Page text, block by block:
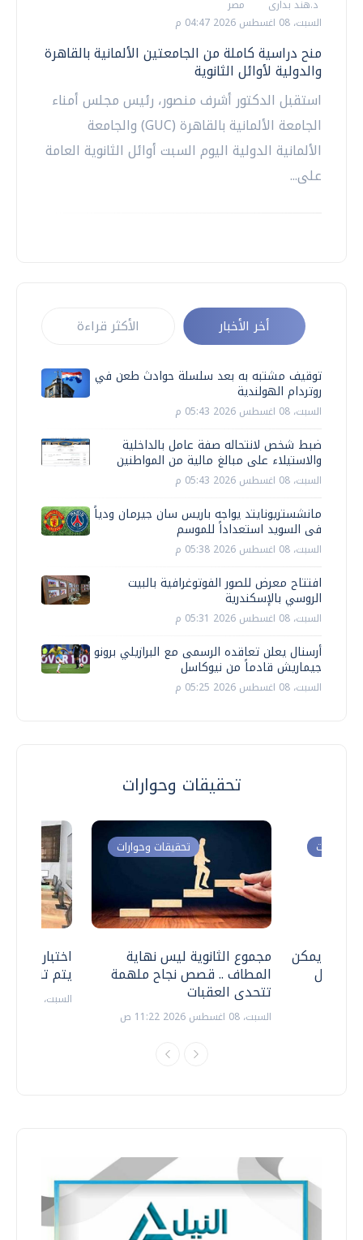
د.هند بدارى
مصر
السبت، 08 اغسطس 2026 04:47 م
منح دراسية كاملة من الجامعتين الألمانية بالقاهرة
والدولية لأوائل الثانوية
استقبل الدكتور أشرف منصور، رئيس مجلس أمناء
الجامعة الألمانية بالقاهرة (GUC) والجامعة
الألمانية الدولية اليوم السبت أوائل الثانوية العامة
على...
أخر الأخبار الأكثر قراءة
توقيف مشتبه به بعد سلسلة حوادث طعن في
روتردام الهولندية
السبت، 08 اغسطس 2026 05:43 م
ضبط شخص لانتحاله صفة عامل بالداخلية
والاستيلاء على مبالغ مالية من المواطنين
السبت، 08 اغسطس 2026 05:43 م
مانشستريونايتد يواجه باريس سان جيرمان ودياً
فى السويد استعداداً للموسم
السبت، 08 اغسطس 2026 05:38 م
افتتاح معرض للصور الفوتوغرافية بالبيت
الروسي بالإسكندرية
السبت، 08 اغسطس 2026 05:31 م
أرسنال يعلن تعاقده الرسمى مع البرازيلي برونو
جيماريش قادماً من نيوكاسل
السبت، 08 اغسطس 2026 05:25 م
تحقيقات وحوارات
اختبارات
يتم
السبت، 18 يوليو 2026 09:22 ص
تحقيقات وحوارات
مجموع الثانوية ليس نهاية
المطاف .. قصص نجاح ملهمة
تتحدى العقبات
السبت، 08 اغسطس 2026 11:22 ص
وحوارات
.. هل يمكن
نتعامل